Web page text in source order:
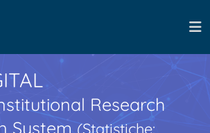
Research
System(Statistiche: